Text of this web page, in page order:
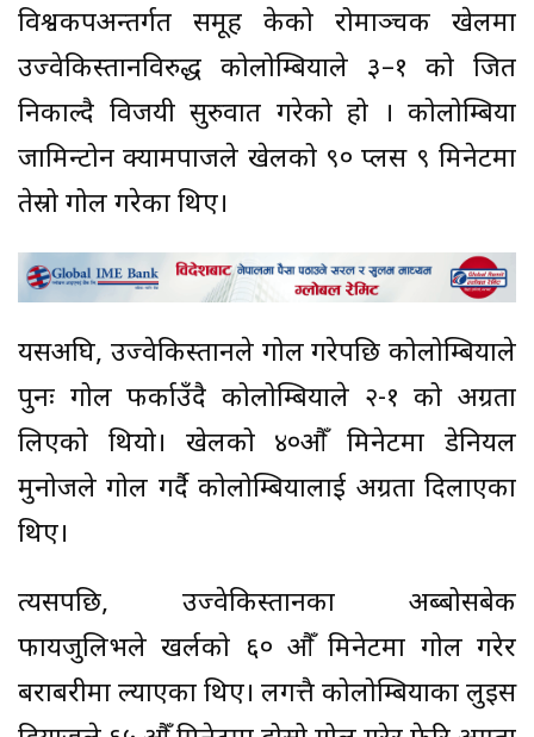
विश्वकपअन्तर्गत समूह केको रोमाञ्चक खेलमा
उज्वेकिस्तानविरुद्ध कोलोम्बियाले ३–१ को जित
निकाल्दै विजयी सुरुवात गरेको हो । कोलोम्बिया
जामिन्टोन क्यामपाजले खेलको ९० प्लस ९ मिनेटमा
तेस्रो गोल गरेका थिए।
यसअघि, उज्वेकिस्तानले गोल गरेपछि कोलोम्बियाले
पुनः गोल फर्काउँदै कोलोम्बियाले २-१ को अग्रता
लिएको थियो। ख‍ेलको ४०‍औँ मिनेटमा डेनियल
मुनोजले गोल गर्दै कोलोम्बियालाई अग्रता दिलाएका
थिए।
त्यसपछि, उज्वेकिस्तानका अब्बोसबेक
फायजुलिभले खर्लको ६० औँ मिनेटमा गोल गरेर
बराबरीमा ल्याएका थिए। लगत्तै कोलोम्बियाका लुइस